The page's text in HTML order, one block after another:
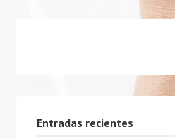
Entradas recientes